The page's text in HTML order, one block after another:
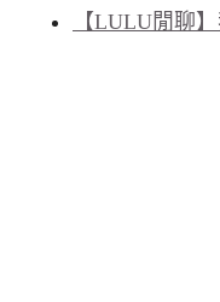
【LULU閒聊